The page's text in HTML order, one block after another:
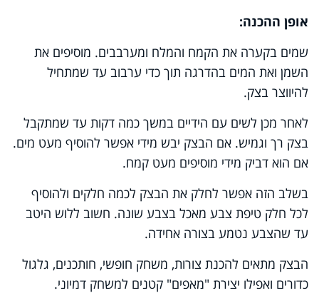
אופן ההכנה:
שמים בקערה את הקמח והמלח ומערבבים. מוסיפים את
השמן ואת המים בהדרגה תוך כדי ערבוב עד שמתחיל
להיווצר בצק.
לאחר מכן לשים עם הידיים במשך כמה דקות עד שמתקבל
בצק רך וגמיש. אם הבצק יבש מידי אפשר להוסיף מעט מים.
אם הוא דביק מידי מוסיפים מעט קמח.
בשלב הזה אפשר לחלק את הבצק לכמה חלקים ולהוסיף
לכל חלק טיפת צבע מאכל בצבע שונה. חשוב ללוש היטב
עד שהצבע נטמע בצורה אחידה.
הבצק מתאים להכנת צורות, משחק חופשי, חותכנים, גלגול
כדורים ואפילו יצירת "מאפים" קטנים למשחק דמיוני.